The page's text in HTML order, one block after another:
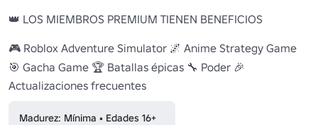
👑 LOS MIEMBROS PREMIUM TIENEN BENEFICIOS
🎮 Roblox Adventure Simulator 🌌 Anime Strategy Game
🎯 Gacha Game 🏆 Batallas épicas 🔧 Poder 🎉
Actualizaciones frecuentes
Madurez: Mínima • Edades 16+